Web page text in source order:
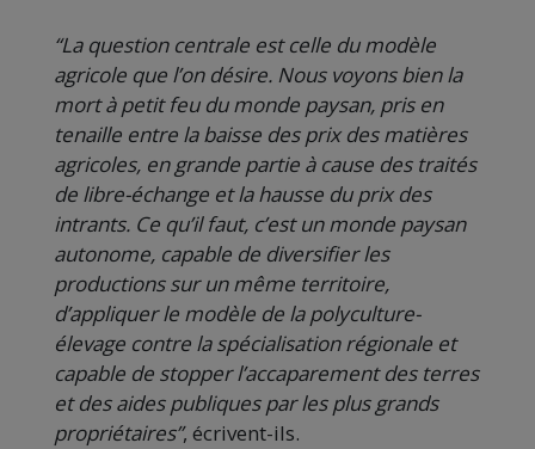
“La question centrale est celle du modèle
agricole que l’on désire. Nous voyons bien la
mort à petit feu du monde paysan, pris en
tenaille entre la baisse des prix des matières
agricoles, en grande partie à cause des traités
de libre-échange et la hausse du prix des
intrants. Ce qu’il faut, c’est un monde paysan
autonome, capable de diversifier les
productions sur un même territoire,
d’appliquer le modèle de la polyculture-
élevage contre la spécialisation régionale et
capable de stopper l’accaparement des terres
et des aides publiques par les plus grands
propriétaires”, écrivent-ils.